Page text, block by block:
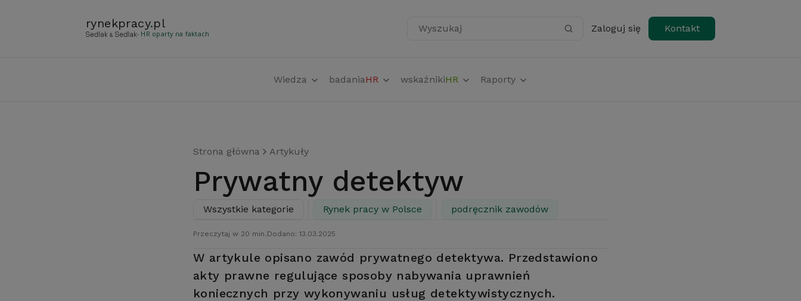
rynekpracy.pl
- HR oparty na faktach Wyszukaj Zaloguj się Kontakt
Wiedza badaniaHR wskaźnikiHR Raporty
Strona główna Artykuły
Prywatny detektyw
Wszystkie kategorie Rynek pracy w Polsce podręcznik zawodów
Przeczytaj w 20 min. Dodano: 13.03.2025
W artykule opisano zawód prywatnego detektywa. Przedstawiono
akty prawne regulujące sposoby nabywania uprawnień
koniecznych przy wykonywaniu usług detektywistycznych.